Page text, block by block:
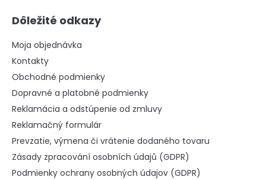
Dôležité odkazy
Moja objednávka
Kontakty
Obchodné podmienky
Dopravné a platobné podmienky
Reklamácia a odstúpenie od zmluvy
Reklamačný formulár
Prevzatie, výmena či vrátenie dodaného tovaru
Zásady zpracování osobních údajů (GDPR)
Podmienky ochrany osobných údajov (GDPR)